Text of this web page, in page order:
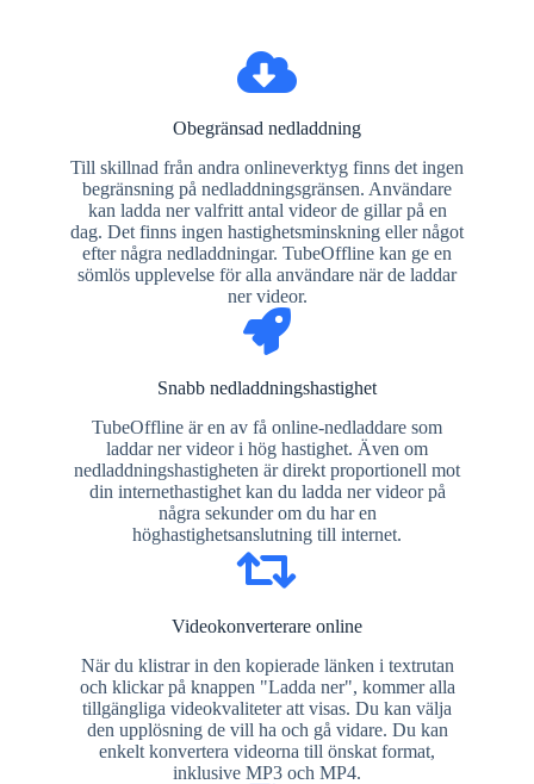
Obegränsad nedladdning
Till skillnad från andra onlineverktyg finns det ingen
begränsning på nedladdningsgränsen. Användare
kan ladda ner valfritt antal videor de gillar på en
dag. Det finns ingen hastighetsminskning eller något
efter några nedladdningar. TubeOffline kan ge en
sömlös upplevelse för alla användare när de laddar
ner videor.
Snabb nedladdningshastighet
TubeOffline är en av få online-nedladdare som
laddar ner videor i hög hastighet. Även om
nedladdningshastigheten är direkt proportionell mot
din internethastighet kan du ladda ner videor på
några sekunder om du har en
höghastighetsanslutning till internet.
Videokonverterare online
När du klistrar in den kopierade länken i textrutan
och klickar på knappen "Ladda ner", kommer alla
tillgängliga videokvaliteter att visas. Du kan välja
den upplösning de vill ha och gå vidare. Du kan
enkelt konvertera videorna till önskat format,
inklusive MP3 och MP4.